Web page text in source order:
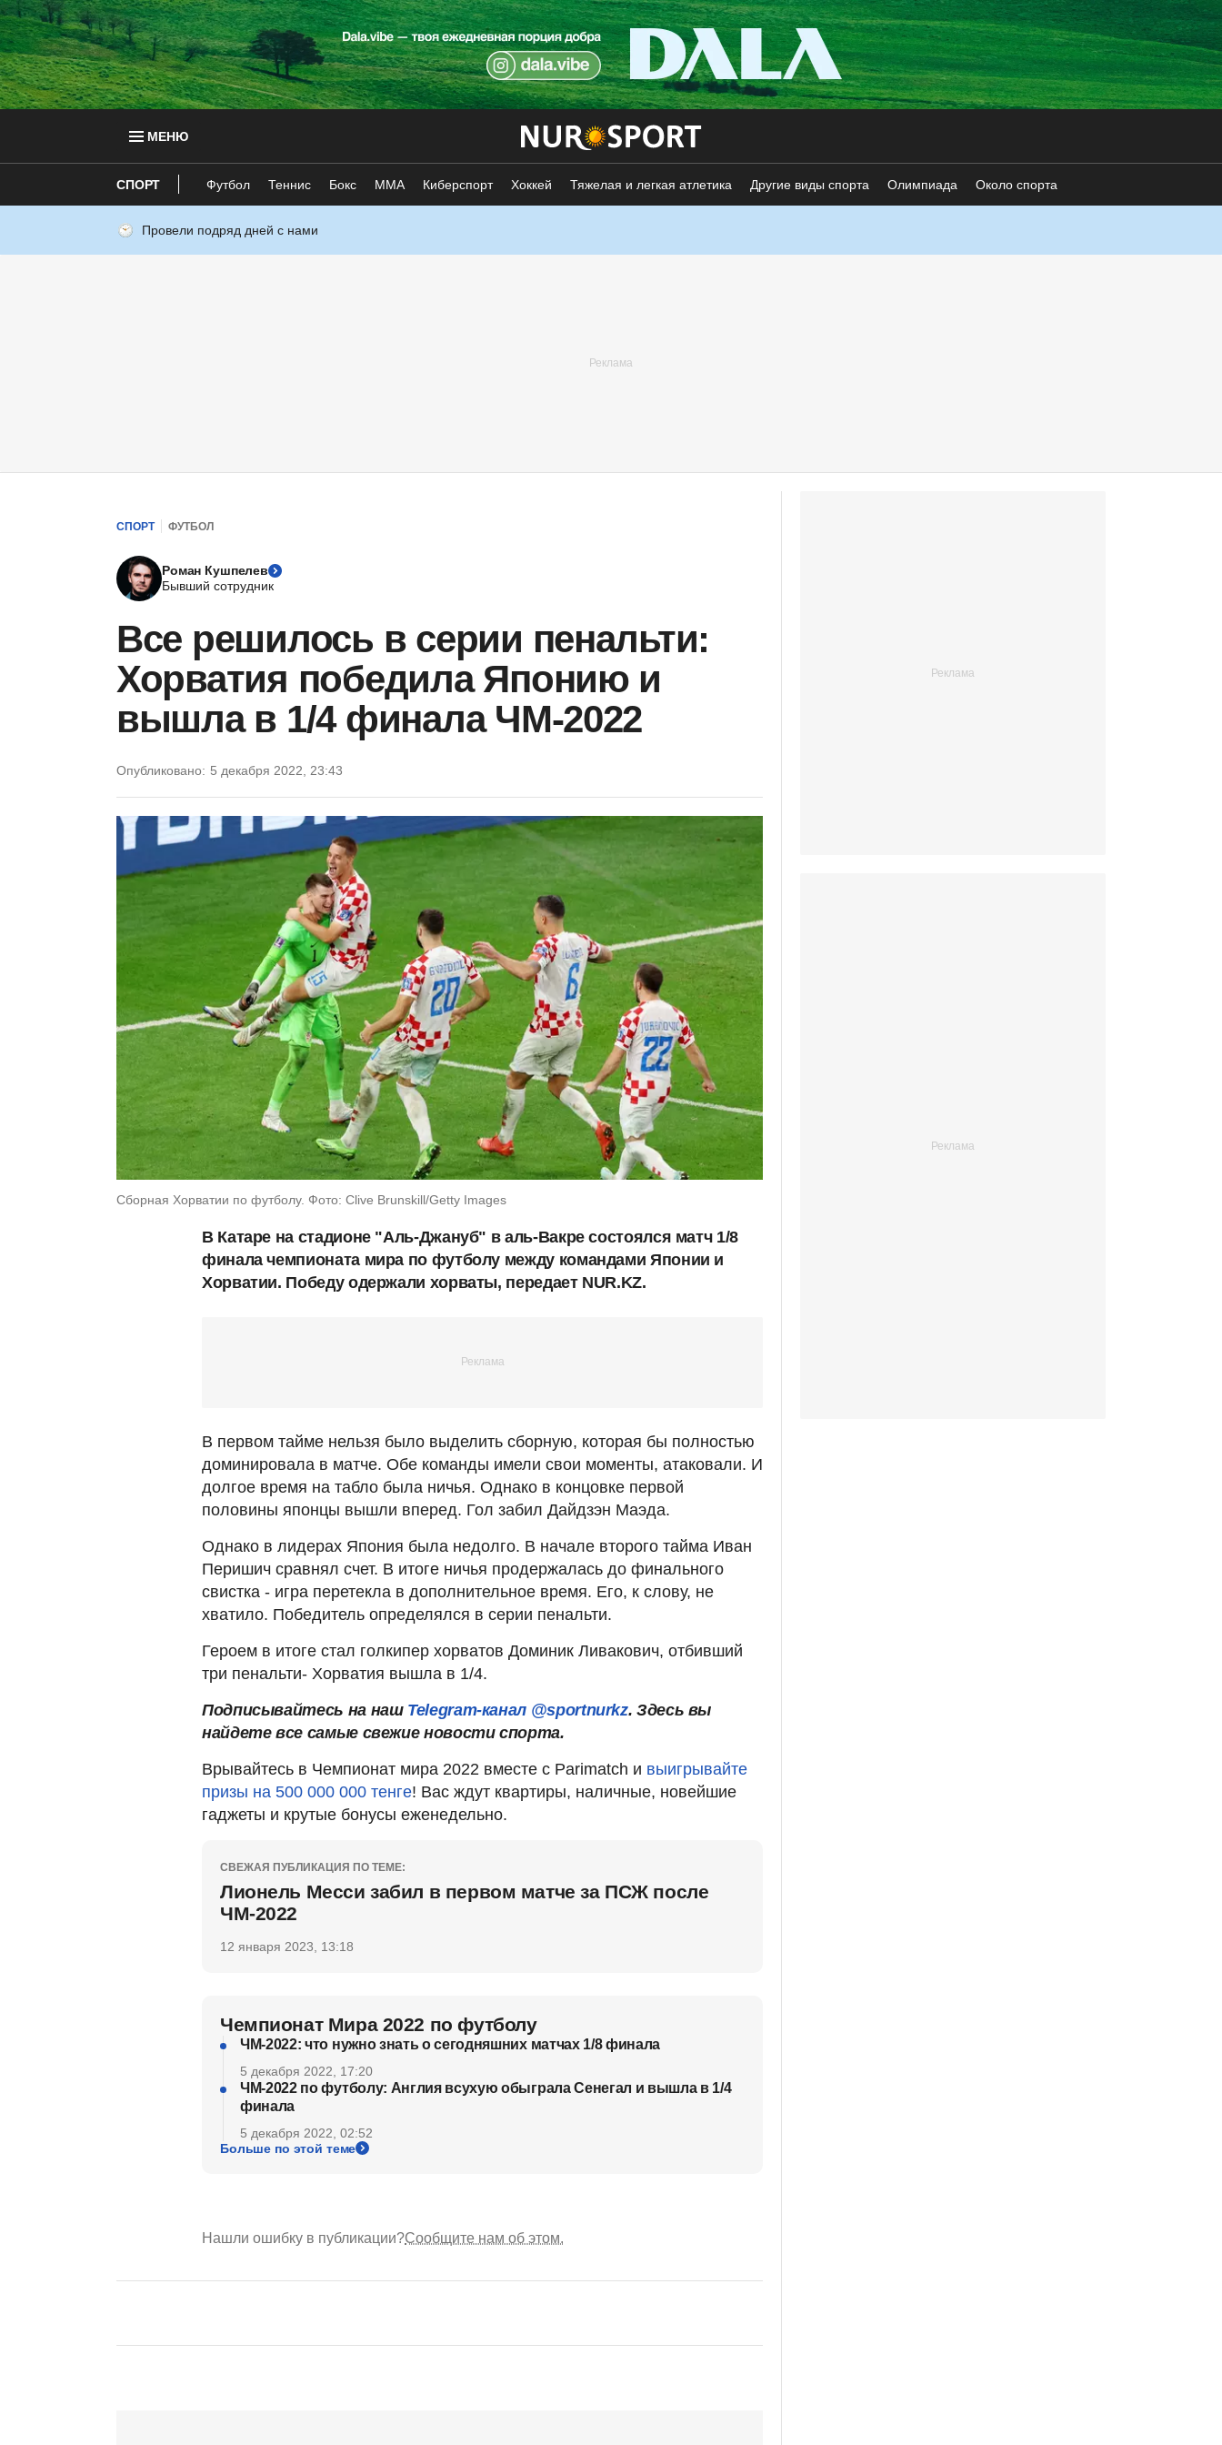
МЕНЮ
СПОРТ Футбол Теннис Бокс ММА Киберспорт Хоккей Тяжелая и легкая атлетика Другие виды спорта Олимпиада Около спорта
Провели подряд дней с нами
СПОРТ ФУТБОЛ
Роман Кушпелев
Бывший сотрудник
Все решилось в серии пенальти:
Хорватия победила Японию и
вышла в 1/4 финала ЧМ-2022
Опубликовано: 5 декабря 2022, 23:43
Сборная Хорватии по футболу. Фото: Clive Brunskill/Getty Images
В Катаре на стадионе "Аль-Джануб" в аль-Вакре состоялся матч 1/8
финала чемпионата мира по футболу между командами Японии и
Хорватии. Победу одержали хорваты, передает NUR.KZ.
В первом тайме нельзя было выделить сборную, которая бы полностью
доминировала в матче. Обе команды имели свои моменты, атаковали. И
долгое время на табло была ничья. Однако в концовке первой
половины японцы вышли вперед. Гол забил Дайдзэн Маэда.
Однако в лидерах Япония была недолго. В начале второго тайма Иван
Перишич сравнял счет. В итоге ничья продержалась до финального
свистка - игра перетекла в дополнительное время. Его, к слову, не
хватило. Победитель определялся в серии пенальти.
Героем в итоге стал голкипер хорватов Доминик Ливакович, отбивший
три пенальти- Хорватия вышла в 1/4.
Подписывайтесь на наш Telegram-канал @sportnurkz. Здесь вы
найдете все самые свежие новости спорта.
Врывайтесь в Чемпионат мира 2022 вместе с Parimatch и выигрывайте
призы на 500 000 000 тенге! Вас ждут квартиры, наличные, новейшие
гаджеты и крутые бонусы еженедельно.
СВЕЖАЯ ПУБЛИКАЦИЯ ПО ТЕМЕ:
Лионель Месси забил в первом матче за ПСЖ после
ЧМ-2022
12 января 2023, 13:18
Чемпионат Мира 2022 по футболу
ЧМ-2022: что нужно знать о сегодняшних матчах 1/8 финала
5 декабря 2022, 17:20
ЧМ-2022 по футболу: Англия всухую обыграла Сенегал и вышла в 1/4
финала
5 декабря 2022, 02:52
Больше по этой теме
Нашли ошибку в публикации?Сообщите нам об этом.